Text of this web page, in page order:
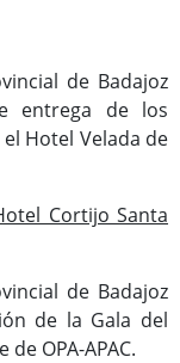
de Badajoz
entrega de los
Hotel Velada de
Cortijo Santa
de Badajoz
de la Gala del
OPA-APAC.